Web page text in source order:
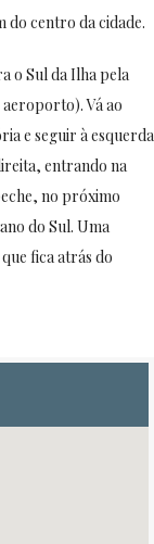
do centro da cidade.
o Sul da Ilha pela
Vá ao
e seguir à esquerda
entrando na
no próximo
do Sul. Uma
fica atrás do